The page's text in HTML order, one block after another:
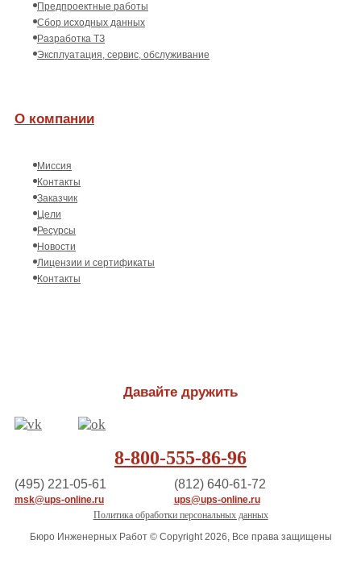
Предпроектные работы
Сбор исходных данных
Разработка ТЗ
Эксплуатация, сервис, обслуживание
О компании
Миссия
Контакты
Заказчик
Цели
Ресурсы
Новости
Лицензии и сертификаты
Контакты
Давайте дружить
8-800-555-86-96
(495) 221-05-61
msk@ups-online.ru
(812) 640-61-72
ups@ups-online.ru
Политика обработки персональных данных
Бюро Инженерных Работ © Copyright 2026, Все права защищены